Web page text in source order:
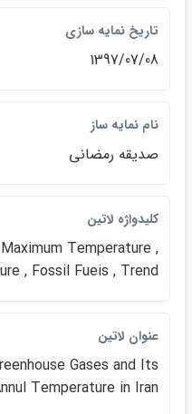
تاريخ نمايه سازي
1397/07/08
نام نمايه ساز
صديقه رمضاني
كليدواژه لاتين
Temperature ,
, Fossil Fueis , Trend
عنوان لاتين
Gases and Its
Temperature in Iran